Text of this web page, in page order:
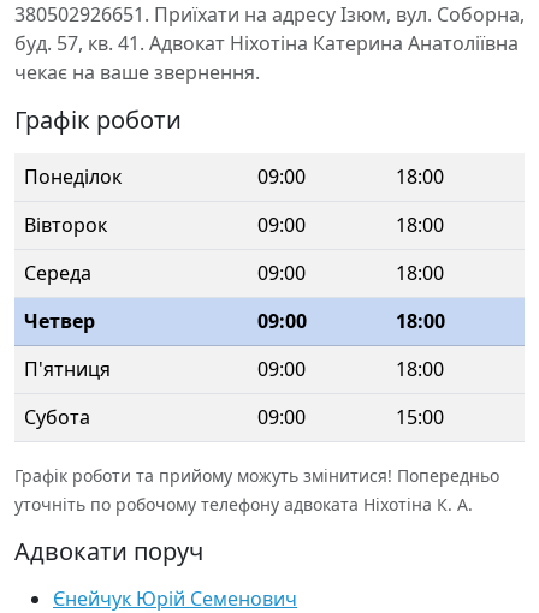
380502926651. Приїхати на адресу Ізюм, вул. Соборна,
буд. 57, кв. 41. Адвокат Ніхотіна Катерина Анатоліївна
чекає на ваше звернення.
Графік роботи
Понеділок 09:00
18:00
Вівторок
09:00
18:00
Середа
09:00
18:00
Четвер
09:00
18:00
П'ятниця
09:00
18:00
Субота
09:00 15:00
Графік роботи та прийому можуть змінитися! Попередньо
уточніть по робочому телефону адвоката Ніхотіна К. А.
Адвокати поруч
Єнейчук Юрій Семенович